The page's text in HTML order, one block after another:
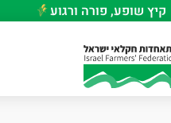
קיץ שופע, פורה ורגוע